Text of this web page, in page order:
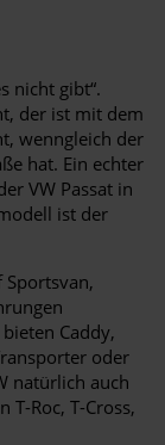
nicht gibt“.
der ist mit dem
wenngleich der
hat. Ein echter
VW Passat in
ist der
Caddy,
oder
natürlich auch
T-Roc, T-Cross,